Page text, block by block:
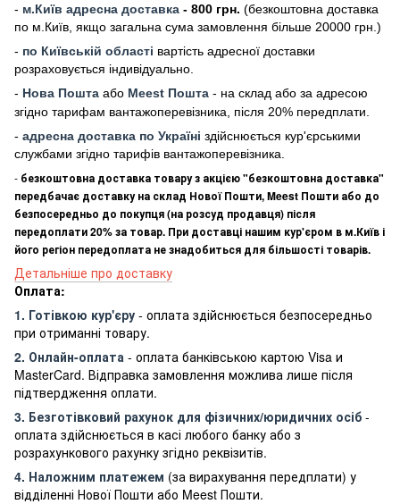
- м.Київ адресна доставка - 800 грн. (безкоштовна доставка
по м.Київ, якщо загальна сума замовлення більше 20000 грн .)
- по Київській області вартість адресної доставки
розраховується індивідуально.
- Нова Пошта або Meest Пошта - на склад або за адресою
згідно тарифам вантажоперевізника, після 20% передплати.
- адресна доставка по Україні здійснюється кур'єрськими
службами згідно тарифів вантажоперевізника.
- безкоштовна доставка товару з акцією "безкоштовна доставка"
передбачає доставку на склад Нової Пошти, Meest Пошти або до
безпосередньо до покупця (на розсуд продавця) після
передоплати 20% за товар. При доставці нашим кур'єром в м.Київ і
його регіон передоплата не знадобиться для більшості товарів.
Детальніше про доставку
Оплата:
1. Готівкою кур'єру - оплата здійснюється безпосередньо
при отриманні товару.
2. Онлайн-оплата - оплата банківською картою Visa и
MasterCard. Відправка замовлення можлива лише після
підтвердження оплати.
3. Безготівковий рахунок для фізичних/юридичних осіб -
оплата здійснюється в касі любого банку або з
розрахункового рахунку згідно реквізитів.
4. Наложним платежем (за вирахування передплати) у
відділенні Нової Пошти або Meest Пошти.